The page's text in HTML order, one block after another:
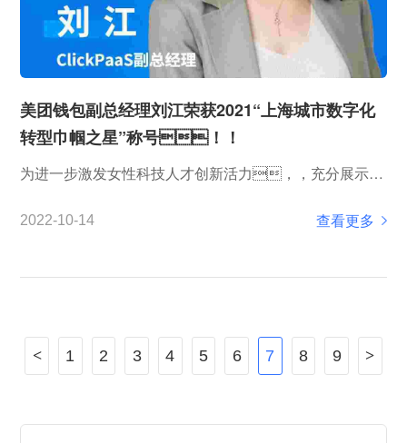
美团钱包副总经理刘江荣获2021“上海城市数字化
转型巾帼之星”称号！！
为进一步激发女性科技人才创新活力，，充分展示优
果，，，，推动广大女性科技人才把握机遇、、追
建设社会主义现代化国家新征程中贡献巾帼力量，，，
2022-10-14 查看更多
< 1 2 3 4 5 6 7 8 9 >